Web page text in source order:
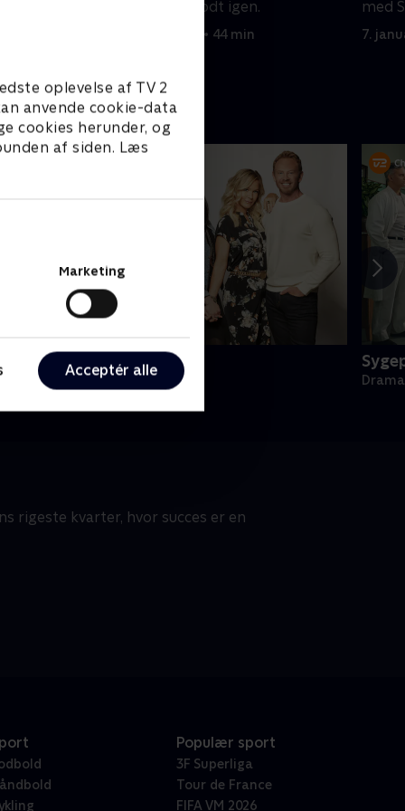
oplevelse af TV 2
anvende cookie-data
cookies herunder, og
af siden. Læs
Marketing
Acceptér alle
gerne gøre det godt igen.
17. december 1992 • 44 min
med
7.
BH90210
• 1 sæsoner
rigeste kvarter, hvor succes er en
Populær sport
3F Superliga
Tour de France
FIFA VM 2026